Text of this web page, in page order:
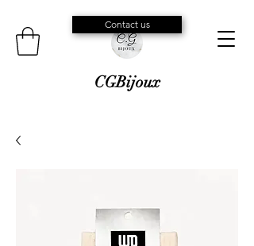
CGBijoux
Contact us